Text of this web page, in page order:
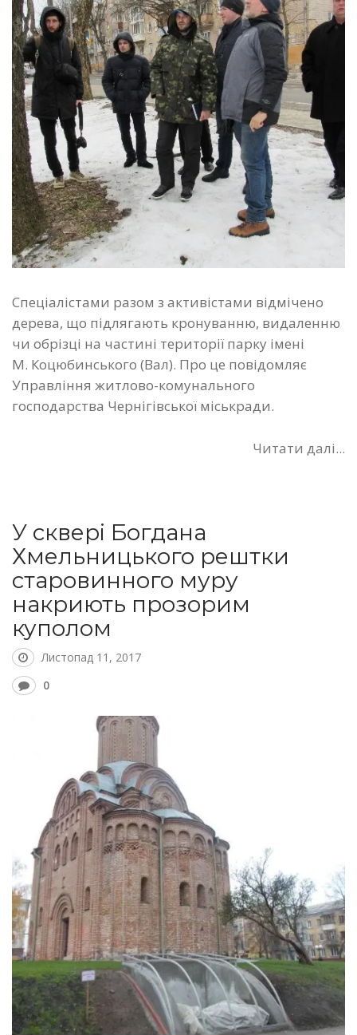
Спеціалістами разом з активістами відмічено
дерева, що підлягають кронуванню, видаленню
чи обрізці на частині території парку імені
М. Коцюбинського (Вал). Про це повідомляє
Управління житлово-комунального
господарства Чернігівської міськради.
Читати далі...
У сквері Богдана
Хмельницького рештки
старовинного муру
накриють прозорим
куполом
Листопад 11, 2017
0